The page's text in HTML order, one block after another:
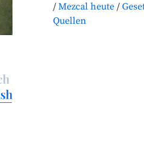
Mezcal heute
Quellen